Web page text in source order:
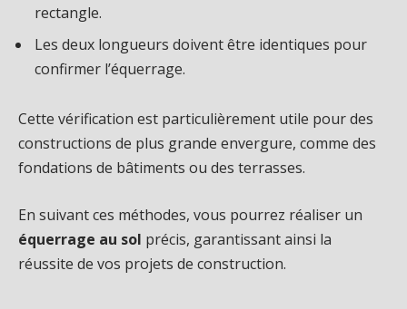
rectangle.
Les deux longueurs doivent être identiques pour
confirmer l’équerrage.
Cette vérification est particulièrement utile pour des
constructions de plus grande envergure, comme des
fondations de bâtiments ou des terrasses.
En suivant ces méthodes, vous pourrez réaliser un
équerrage au sol précis, garantissant ainsi la
réussite de vos projets de construction.